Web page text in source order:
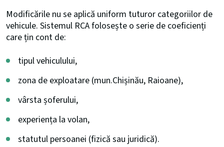
Modificările nu se aplică uniform tuturor categoriilor de
vehicule. Sistemul RCA folosește o serie de coeficienți
care țin cont de:
tipul vehiculului,
zona de exploatare (mun.Chișinău, Raioane),
vârsta șoferului,
experiența la volan,
statutul persoanei (fizică sau juridică).